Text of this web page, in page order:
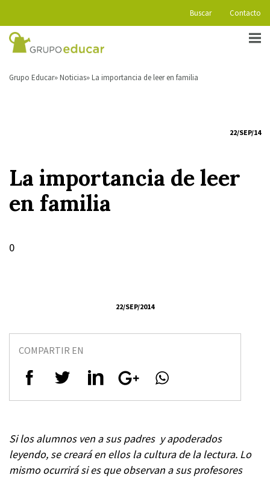
Buscar Contacto
Grupo Educar Noticias La importancia de leer en familia
22/SEP/14
La importancia de leer
en familia
0
22/SEP/2014
COMPARTIR EN
Si los alumnos ven a sus padres y apoderados
leyendo, se creará en ellos la cultura de la lectura. Lo
mismo ocurrirá si es que observan a sus profesores